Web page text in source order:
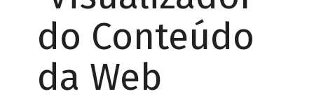
do Conteúdo
da Web